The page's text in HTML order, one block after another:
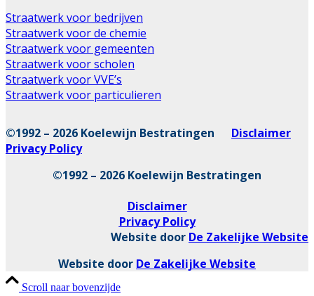
Straatwerk voor bedrijven
Straatwerk voor de chemie
Straatwerk voor gemeenten
Straatwerk voor scholen
Straatwerk voor VVE’s
Straatwerk voor particulieren
©1992 – 2026 Koelewijn Bestratingen Disclaimer
Privacy Policy
©1992 – 2026 Koelewijn Bestratingen
Disclaimer
Privacy Policy
Website door De Zakelijke Website
Website door De Zakelijke Website
Scroll naar bovenzijde